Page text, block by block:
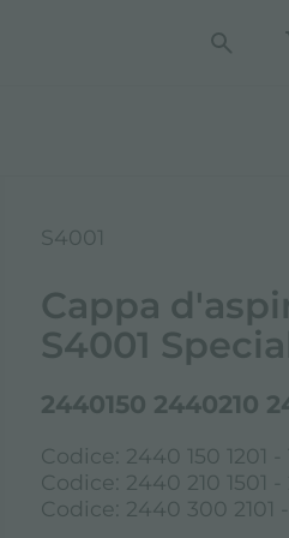
S4001
Cappa
S4001
2440150 2440210
Codice: 2440 150 1201
Codice: 2440 210 1501
Codice: 2440 300 2101